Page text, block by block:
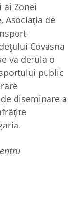
ai Zonei
Asociația de
Covasna
va derula o
public
diseminare a